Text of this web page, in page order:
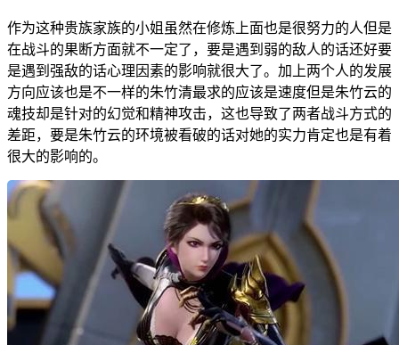
作为这种贵族家族的小姐虽然在修炼上面也是很努力的人但是
在战斗的果断方面就不一定了，要是遇到弱的敌人的话还好要
是遇到强敌的话心理因素的影响就很大了。加上两个人的发展
方向应该也是不一样的朱竹清最求的应该是速度但是朱竹云的
魂技却是针对的幻觉和精神攻击，这也导致了两者战斗方式的
差距，要是朱竹云的环境被看破的话对她的实力肯定也是有着
很大的影响的。